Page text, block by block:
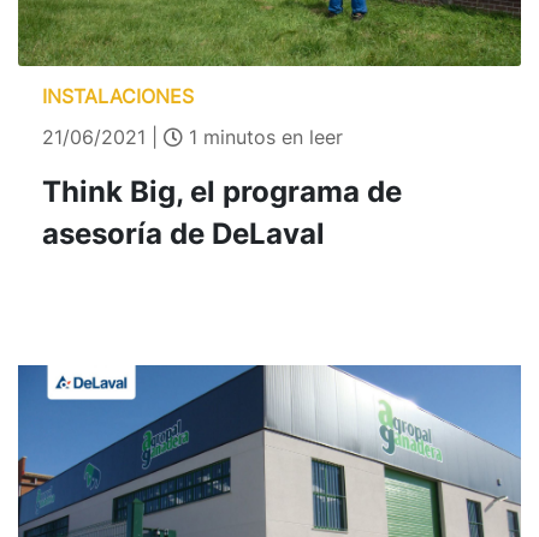
INSTALACIONES
21/06/2021 |
1 minutos en leer
Think Big, el programa de
asesoría de DeLaval